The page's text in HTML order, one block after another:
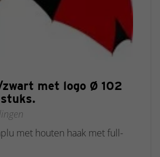
zwart met logo Ø 102
met houten haak met full-